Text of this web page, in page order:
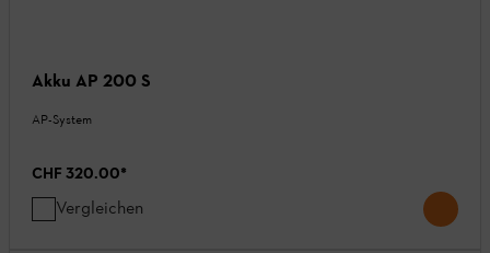
Akku AP 200 S
AP-System
CHF 320.00*
Vergleichen